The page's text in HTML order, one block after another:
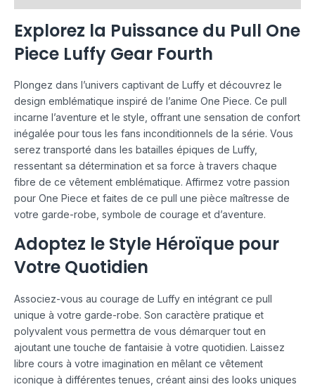
Explorez la Puissance du Pull One
Piece Luffy Gear Fourth
Plongez dans l’univers captivant de Luffy et découvrez le
design emblématique inspiré de l’anime One Piece. Ce pull
incarne l’aventure et le style, offrant une sensation de confort
inégalée pour tous les fans inconditionnels de la série. Vous
serez transporté dans les batailles épiques de Luffy,
ressentant sa détermination et sa force à travers chaque
fibre de ce vêtement emblématique. Affirmez votre passion
pour One Piece et faites de ce pull une pièce maîtresse de
votre garde-robe, symbole de courage et d’aventure.
Adoptez le Style Héroïque pour
Votre Quotidien
Associez-vous au courage de Luffy en intégrant ce pull
unique à votre garde-robe. Son caractère pratique et
polyvalent vous permettra de vous démarquer tout en
ajoutant une touche de fantaisie à votre quotidien. Laissez
libre cours à votre imagination en mêlant ce vêtement
iconique à différentes tenues, créant ainsi des looks uniques